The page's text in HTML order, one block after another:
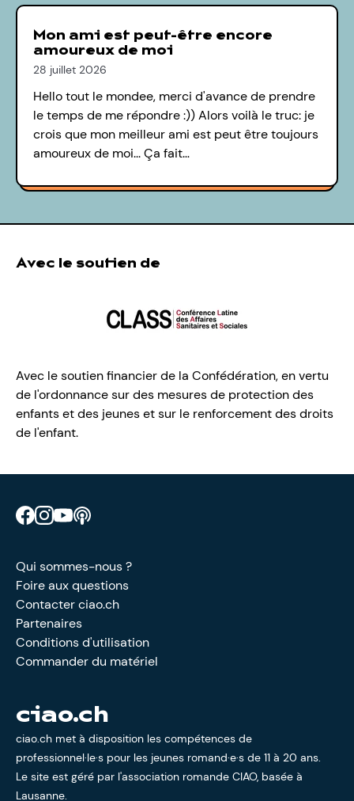
Mon ami est peut-être encore
amoureux de moi
28 juillet 2026
Hello tout le mondee, merci d'avance de prendre
le temps de me répondre :)) Alors voilà le truc: je
crois que mon meilleur ami est peut être toujours
amoureux de moi... Ça fait…
Avec le soutien de
Avec le soutien financier de la Confédération, en vertu
de l'ordonnance sur des mesures de protection des
enfants et des jeunes et sur le renforcement des droits
de l'enfant.
Retrouve CIAO sur Facebook
Retrouve CIAO sur Instagram
Retrouve CIAO sur YouTube
Qui sommes-nous ?
Foire aux questions
Contacter ciao.ch
Partenaires
Conditions d'utilisation
Commander du matériel
ciao.ch
ciao.ch met à disposition les compétences de
professionnel·le·s pour les jeunes romand·e·s de 11 à 20 ans.
Le site est géré par l'association romande CIAO, basée à
Lausanne.